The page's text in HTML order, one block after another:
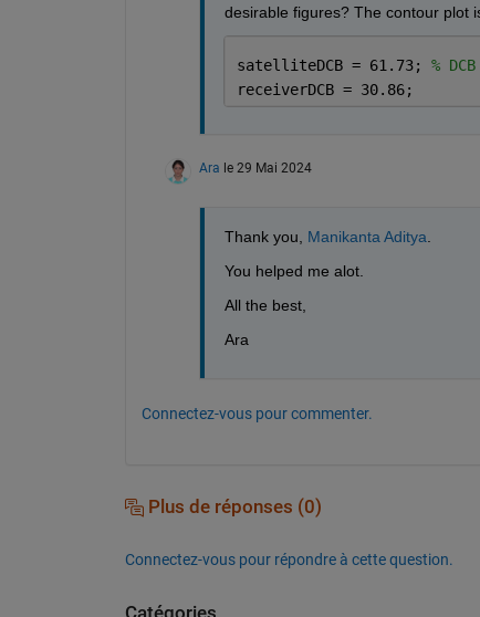
desirable figures? The contour plot
satelliteDCB = 61.73; %
receiverDCB = 30.86;
Ara le 29 Mai 2024
Thank you, Manikanta Aditya.
You helped me alot.
All the best,
Ara
Connectez-vous pour commenter.
Plus de réponses (0)
Connectez-vous pour répondre à cette question.